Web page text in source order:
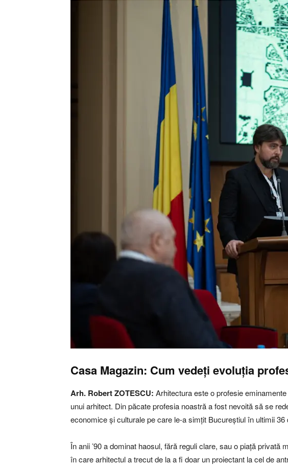
Casa Magazin: Cum vedeți evoluția
Arh. Robert ZOTESCU: Arhitectura este o profesie
unui arhitect. Din păcate profesia noastră a fost nevoită să se
economice și culturale pe care le-a simțit Bucureștiul în ultimii 36
În anii ’90 a dominat haosul, fără reguli clare, sau o piață
în care arhitectul a trecut de la a fi doar un proiectant la cel de